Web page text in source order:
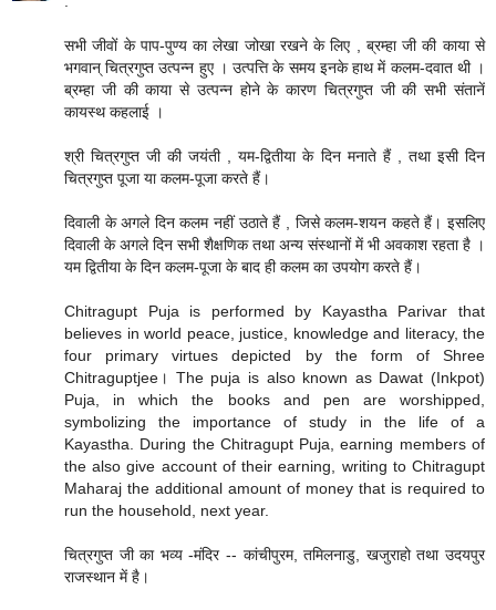
सभी जीवों के पाप-पुण्य का लेखा जोखा रखने के लिए , ब्रम्हा जी की काया से
भगवान् चित्रगुप्त उत्पन्न हुए । उत्पत्ति के समय इनके हाथ में कलम-दवात थी ।
ब्रम्हा जी की काया से उत्पन्न होने के कारण चित्रगुप्त जी की सभी संतानें
कायस्थ कहलाई ।
श्री चित्रगुप्त जी की जयंती , यम-द्वितीया के दिन मनाते हैं , तथा इसी दिन
चित्रगुप्त पूजा या कलम-पूजा करते हैं।
दिवाली के अगले दिन कलम नहीं उठाते हैं , जिसे कलम-शयन कहते हैं। इसलिए
दिवाली के अगले दिन सभी शैक्षणिक तथा अन्य संस्थानों में भी अवकाश रहता है ।
यम द्वितीया के दिन कलम-पूजा के बाद ही कलम का उपयोग करते हैं।
Chitragupt Puja is performed by Kayastha Parivar that
believes in world peace, justice, knowledge and literacy, the
four primary virtues depicted by the form of Shree
Chitraguptjee। The puja is also known as Dawat (Inkpot)
Puja, in which the books and pen are worshipped,
symbolizing the importance of study in the life of a
Kayastha. During the Chitragupt Puja, earning members of
the also give account of their earning, writing to Chitragupt
Maharaj the additional amount of money that is required to
run the household, next year.
चित्रगुप्त जी का भव्य -मंदिर -- कांचीपुरम, तमिलनाडु, खजुराहो तथा उदयपुर
राजस्थान में है।